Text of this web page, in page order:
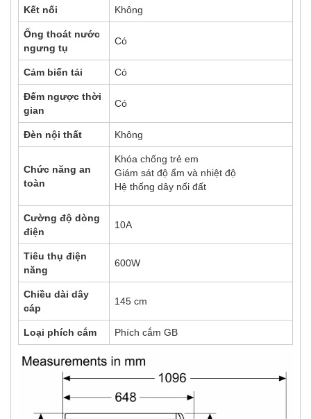
Kết nối Không
Ống thoát nước
ngưng tụ
Có
Cảm biến tải Có
Đếm ngược thời
gian
Có
Đèn nội thất Không
Chức năng an
toàn
Khóa chống trẻ em
Giám sát độ ẩm và nhiệt độ
Hệ thống dây nối đất
Cường độ dòng
điện
10A
Tiêu thụ điện
năng
600W
Chiều dài dây
cáp
145 cm
Loại phích cắm Phích cắm GB